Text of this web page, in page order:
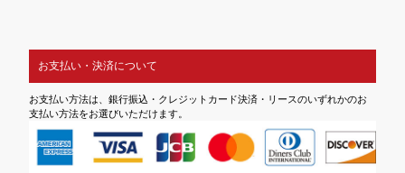
お支払い・決済について
お支払い方法は、銀行振込・クレジットカード決済・リースのいずれかのお
支払い方法をお選びいただけます。